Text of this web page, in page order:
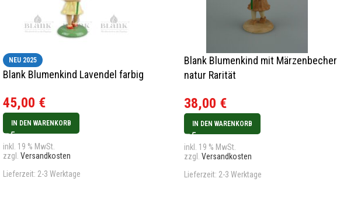
NEU 2025
Blank Blumenkind Lavendel farbig
45,00 €
IN DEN WARENKORB
inkl. 19 % MwSt.
zzgl. Versandkosten
Lieferzeit: 2-3 Werktage
Blank Blumenkind mit Märzenbecher
natur Rarität
38,00 €
IN DEN WARENKORB
inkl. 19 % MwSt.
zzgl. Versandkosten
Lieferzeit: 2-3 Werktage